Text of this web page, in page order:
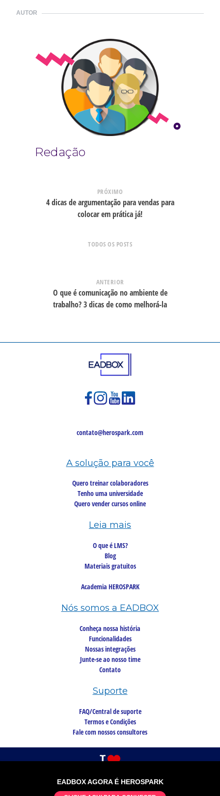
EADBOX AGORA É HEROSPARK
AUTOR
Redação
PRÓXIMO
4 dicas de argumentação para vendas para
colocar em prática já!
TODOS OS POSTS
ANTERIOR
O que é comunicação no ambiente de
trabalho? 3 dicas de como melhorá-la
contato@herospark.com
A solução para você
Quero treinar colaboradores
Tenho uma universidade
Quero vender cursos online
Leia mais
O que é LMS?
Blog
Materiais gratuitos
Academia HEROSPARK
Nós somos a EADBOX
Conheça nossa história
Funcionalidades
Nossas integrações
Junte-se ao nosso time
Contato
Suporte
FAQ/Central de suporte
Termos e Condições
Fale com nossos consultores
©2026 Copyright, todos os direitos reservados